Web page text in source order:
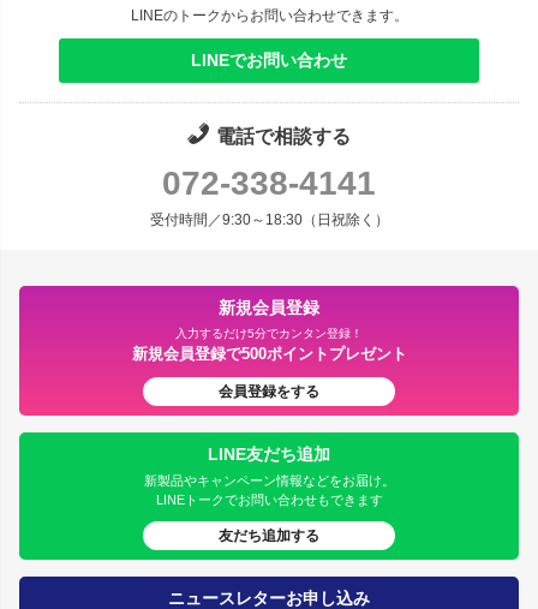
LINEのトークからお問い合わせできます。
LINEでお問い合わせ
電話で相談する
072-338-4141
受付時間／9:30～18:30（日祝除く）
新規会員登録
入力するだけ5分でカンタン登録！
新規会員登録で500ポイントプレゼント
会員登録をする
LINE友だち追加
新製品やキャンペーン情報などをお届け。
LINEトークでお問い合わせもできます
友だち追加する
ニュースレターお申し込み